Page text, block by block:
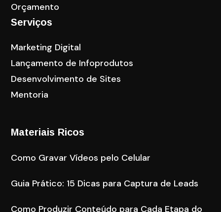
Orçamento
Serviços
Marketing Digital
Lançamento de Infoprodutos
Desenvolvimento de Sites
Mentoria
Materiais Ricos
Como Gravar Vídeos pelo Celular
Guia Prático: 15 Dicas para Captura de Leads
Como Produzir Conteúdo para Cada Etapa do